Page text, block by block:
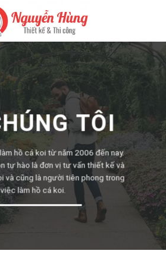
TÔI
hồ cá koi từ năm 2006 đến nay.
tự hào là đơn vị tư vấn thiết kế và
và cũng là người tiên phong trong
việc làm hồ cá koi.